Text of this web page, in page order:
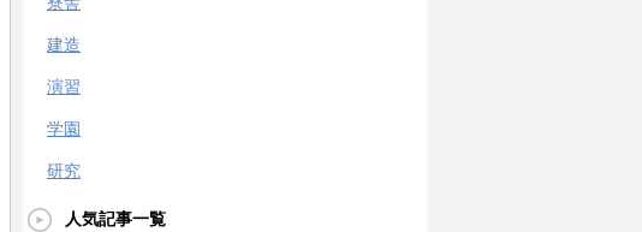
建造
演習
学園
研究
人気記事一覧